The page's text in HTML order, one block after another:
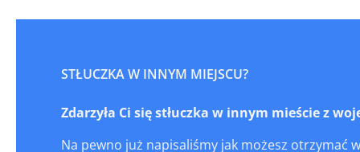
STŁUCZKA W INNYM MIEJSCU?
Zdarzyła Ci się stłuczka w innym mieście z
Na pewno już napisaliśmy jak możesz otrzymać